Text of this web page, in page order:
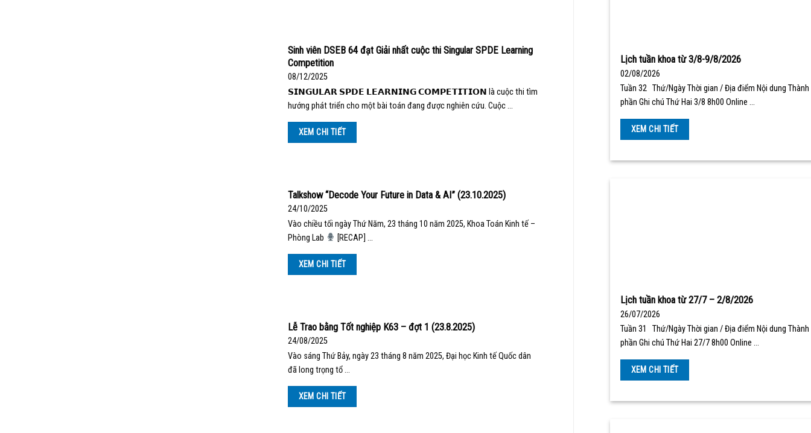
Sinh viên DSEB 64 đạt Giải nhất cuộc thi Singular SPDE Learning
Competition
08/12/2025
𝗦𝗜𝗡𝗚𝗨𝗟𝗔𝗥 𝗦𝗣𝗗𝗘 𝗟𝗘𝗔𝗥𝗡𝗜𝗡𝗚 𝗖𝗢𝗠𝗣𝗘𝗧𝗜𝗧𝗜𝗢𝗡 là cuộc thi tìm
hướng phát triển cho một bài toán đang được nghiên cứu. Cuộc …
XEM CHI TIẾT
Talkshow “Decode Your Future in Data & AI” (23.10.2025)
24/10/2025
Vào chiều tối ngày Thứ Năm, 23 tháng 10 năm 2025, Khoa Toán Kinh tế –
Phòng Lab
[RECAP] …
XEM CHI TIẾT
Lễ Trao bằng Tốt nghiệp K63 – đợt 1 (23.8.2025)
24/08/2025
Vào sáng Thứ Bảy, ngày 23 tháng 8 năm 2025, Đại học Kinh tế Quốc dân
đã long trọng tổ …
XEM CHI TIẾT
Lịch tuần khoa từ 3/8-9/8/2026
02/08/2026
Tuần 32 Thứ/Ngày Thời gian / Địa điểm Nội dung Thành
phần Ghi chú Thứ Hai 3/8 8h00 Online …
XEM CHI TIẾT
Lịch tuần khoa từ 27/7 – 2/8/2026
26/07/2026
Tuần 31 Thứ/Ngày Thời gian / Địa điểm Nội dung Thành
phần Ghi chú Thứ Hai 27/7 8h00 Online …
XEM CHI TIẾT